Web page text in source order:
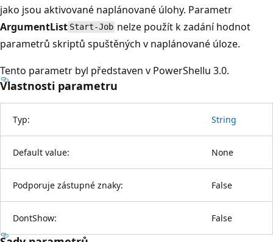
jako jsou aktivované naplánované úlohy. Parametr
ArgumentList Start-Job nelze použít k zadání hodnot
parametrů skriptů spuštěných v naplánované úloze.
Tento parametr byl představen v PowerShellu 3.0.
Vlastnosti parametru
Typ: String
Default value: None
Podporuje zástupné znaky: False
DontShow: False